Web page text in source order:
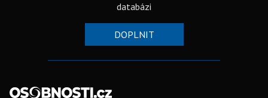
databázi
DOPLNIT